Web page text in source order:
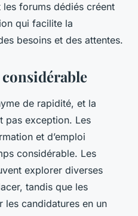
forums dédiés créent
qui facilite la
besoins et des attentes.
de rapidité, et la
pas exception. Les
et d’emploi
considérable. Les
explorer diverses
tandis que les
les candidatures en un